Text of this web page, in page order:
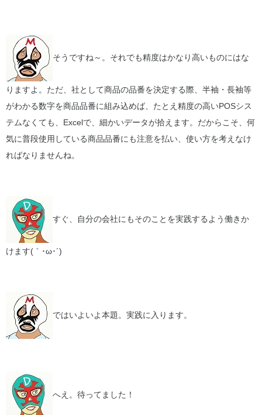
そうですね～。それでも精度はかなり高いものにはな
りますよ。ただ、社として商品の品番を決定する際、半袖・長袖等
がわかる数字を商品品番に組み込めば、たとえ精度の高いPOSシス
テムなくても、Excelで、細かいデータが拾えます。だからこそ、何
気に普段使用している商品品番にも注意を払い、使い方を考えなけ
ればなりませんね。
すぐ、自分の会社にもそのことを実践するよう働きか
けます(｀･ω･´)ゞ
ではいよいよ本題。実践に入ります。
へえ。待ってました！